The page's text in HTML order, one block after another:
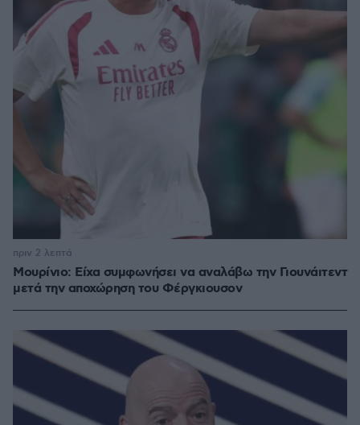
Μουρίνιο: Είχα συμφωνήσει να αναλάβω την Γιουνάιτεντ
μετά την αποχώρηση του Φέργκιουσον
πριν 2 λεπτά